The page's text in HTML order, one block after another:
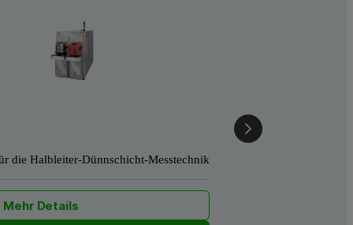
die Halbleiter-Dünnschicht-Messtechnik
Mehr Details